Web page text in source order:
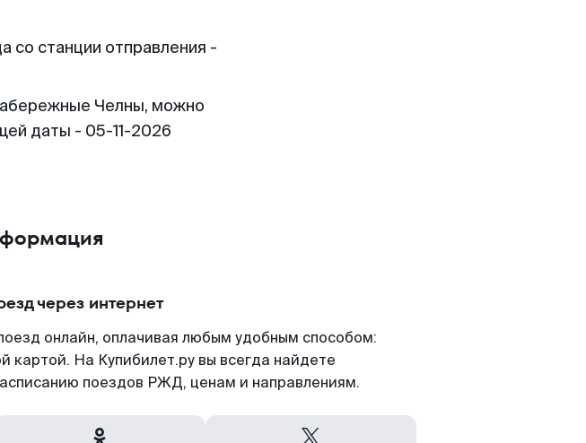
со станции отправления -
Челны, можно
даты - 05-11-2026
через интернет
онлайн, оплачивая любым удобным способом:
картой. На Купибилет.ру вы всегда найдете
поездов РЖД, ценам и направлениям.